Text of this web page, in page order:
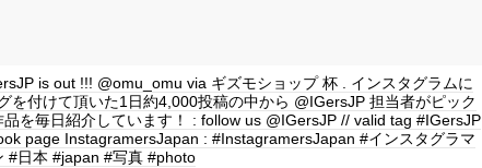
is out !!! @omu_omu via ギズモショップ 杯 . インスタグラムに
を付けて頂いた1日約4,000投稿の中から @IGersJP 担当者がピック
品を毎日紹介しています！ : follow us @IGersJP // valid tag #IGersJP
page InstagramersJapan : #InstagramersJapan #インスタグラマ
#日本 #japan #写真 #photo